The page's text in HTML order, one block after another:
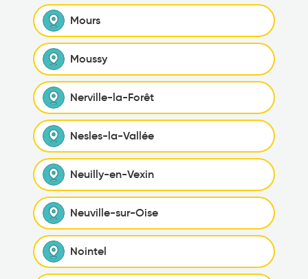
Mours
Moussy
Nerville-la-Forêt
Nesles-la-Vallée
Neuilly-en-Vexin
Neuville-sur-Oise
Nointel